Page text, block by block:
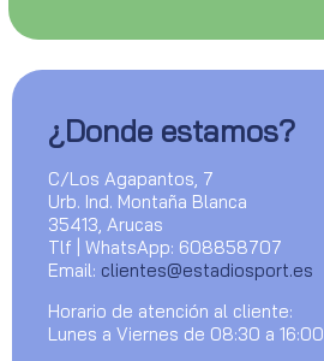
¿Donde estamos?
C/Los Agapantos, 7
Urb. Ind. Montaña Blanca
35413, Arucas
Tlf | WhatsApp: 608858707
Email: clientes@estadiosport.es
Horario de atención al cliente:
Lunes a Viernes de 08:30 a 16:00